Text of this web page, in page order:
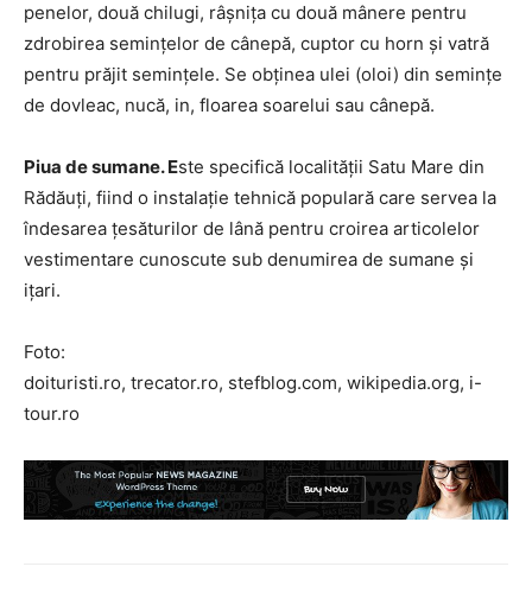
penelor, două chilugi, râşniţa cu două mânere pentru
zdrobirea seminţelor de cânepă, cuptor cu horn şi vatră
pentru prăjit seminţele. Se obţinea ulei (oloi) din seminţe
de dovleac, nucă, in, floarea soarelui sau cânepă.
Piua de sumane. Este specifică localității Satu Mare din
Rădăuți, fiind o instalație tehnică populară care servea la
îndesarea țesăturilor de lână pentru croirea articolelor
vestimentare cunoscute sub denumirea de sumane și
ițari.
Foto:
doituristi.ro, trecator.ro, stefblog.com, wikipedia.org, i-
tour.ro